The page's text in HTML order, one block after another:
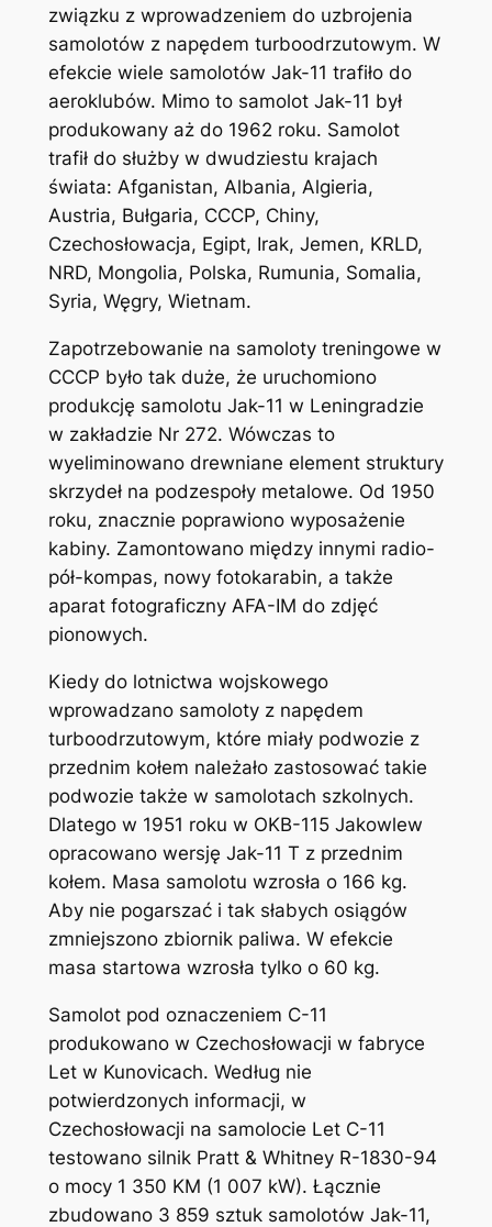
związku z wprowadzeniem do uzbrojenia
samolotów z napędem turboodrzutowym. W
efekcie wiele samolotów Jak-11 trafiło do
aeroklubów. Mimo to samolot Jak-11 był
produkowany aż do 1962 roku. Samolot
trafił do służby w dwudziestu krajach
świata: Afganistan, Albania, Algieria,
Austria, Bułgaria, CCCP, Chiny,
Czechosłowacja, Egipt, Irak, Jemen, KRLD,
NRD, Mongolia, Polska, Rumunia, Somalia,
Syria, Węgry, Wietnam.
Zapotrzebowanie na samoloty treningowe w
CCCP było tak duże, że uruchomiono
produkcję samolotu Jak-11 w Leningradzie
w zakładzie Nr 272. Wówczas to
wyeliminowano drewniane element struktury
skrzydeł na podzespoły metalowe. Od 1950
roku, znacznie poprawiono wyposażenie
kabiny. Zamontowano między innymi radio-
pół-kompas, nowy fotokarabin, a także
aparat fotograficzny AFA-IM do zdjęć
pionowych.
Kiedy do lotnictwa wojskowego
wprowadzano samoloty z napędem
turboodrzutowym, które miały podwozie z
przednim kołem należało zastosować takie
podwozie także w samolotach szkolnych.
Dlatego w 1951 roku w OKB-115 Jakowlew
opracowano wersję Jak-11 T z przednim
kołem. Masa samolotu wzrosła o 166 kg.
Aby nie pogarszać i tak słabych osiągów
zmniejszono zbiornik paliwa. W efekcie
masa startowa wzrosła tylko o 60 kg.
Samolot pod oznaczeniem C-11
produkowano w Czechosłowacji w fabryce
Let w Kunovicach. Według nie
potwierdzonych informacji, w
Czechosłowacji na samolocie Let C-11
testowano silnik Pratt & Whitney R-1830-94
o mocy 1 350 KM (1 007 kW). Łącznie
zbudowano 3 859 sztuk samolotów Jak-11,